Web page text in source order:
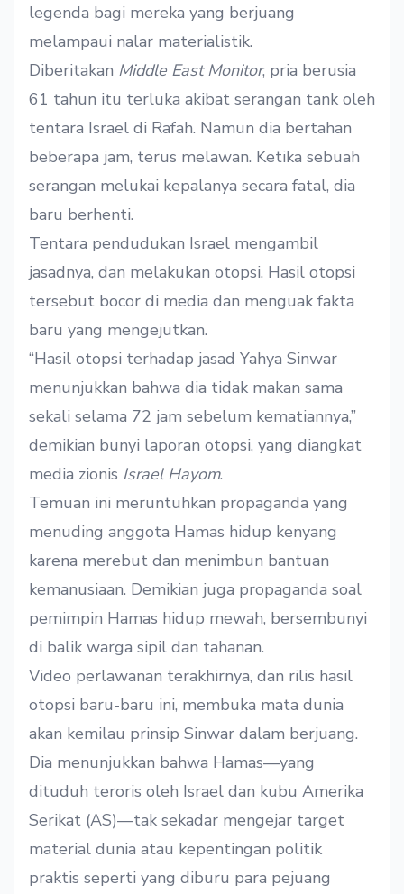
legenda bagi mereka yang berjuang
melampaui nalar materialistik.
Diberitakan Middle East Monitor, pria berusia
61 tahun itu terluka akibat serangan tank oleh
tentara Israel di Rafah. Namun dia bertahan
beberapa jam, terus melawan. Ketika sebuah
serangan melukai kepalanya secara fatal, dia
baru berhenti.
Tentara pendudukan Israel mengambil
jasadnya, dan melakukan otopsi. Hasil otopsi
tersebut bocor di media dan menguak fakta
baru yang mengejutkan.
“Hasil otopsi terhadap jasad Yahya Sinwar
menunjukkan bahwa dia tidak makan sama
sekali selama 72 jam sebelum kematiannya,”
demikian bunyi laporan otopsi, yang diangkat
media zionis Israel Hayom.
Temuan ini meruntuhkan propaganda yang
menuding anggota Hamas hidup kenyang
karena merebut dan menimbun bantuan
kemanusiaan. Demikian juga propaganda soal
pemimpin Hamas hidup mewah, bersembunyi
di balik warga sipil dan tahanan.
Video perlawanan terakhirnya, dan rilis hasil
otopsi baru-baru ini, membuka mata dunia
akan kemilau prinsip Sinwar dalam berjuang.
Dia menunjukkan bahwa Hamas—yang
dituduh teroris oleh Israel dan kubu Amerika
Serikat (AS)—tak sekadar mengejar target
material dunia atau kepentingan politik
praktis seperti yang diburu para pejuang